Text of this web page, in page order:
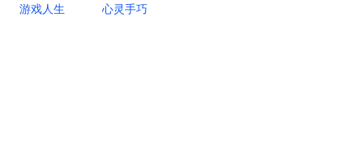
游戏人生
心灵手巧